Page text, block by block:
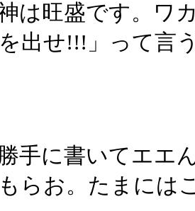
は旺盛です。ワ
出せ!!!」って言
手に書いてエエ
らお。たまには